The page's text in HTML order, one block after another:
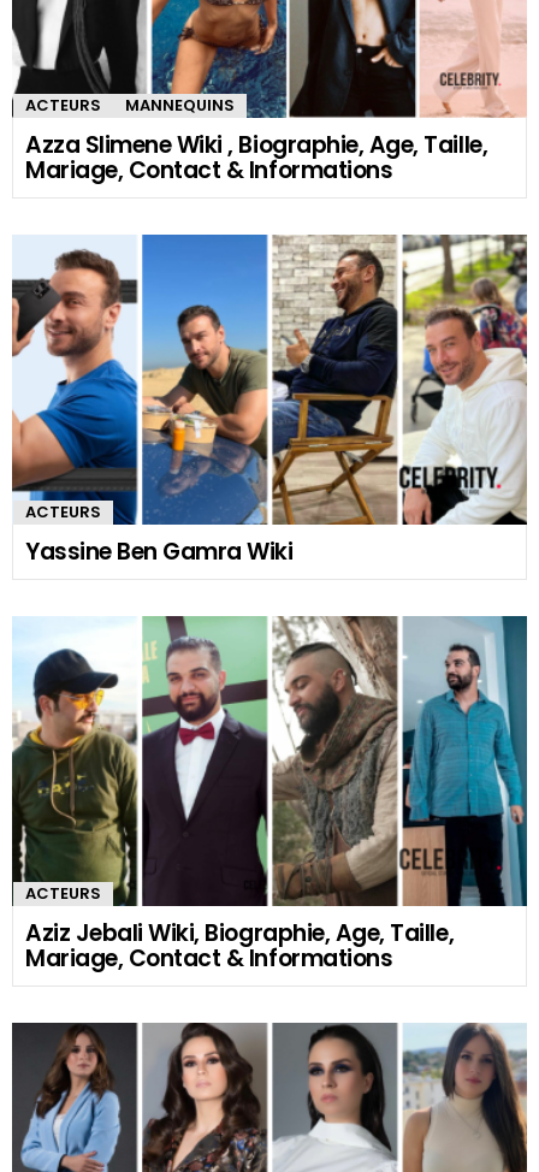
ACTEURS MANNEQUINS
Azza Slimene Wiki , Biographie, Age, Taille,
Mariage, Contact & Informations
ACTEURS
Yassine Ben Gamra Wiki
ACTEURS
Aziz Jebali Wiki, Biographie, Age, Taille,
Mariage, Contact & Informations